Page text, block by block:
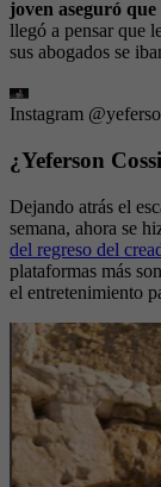
joven aseguró
llegó a pensar que
sus abogados se
Instagram
¿Yeferson
Dejando atrás el
semana, ahora se
del regreso del
plataformas más
el entretenimiento